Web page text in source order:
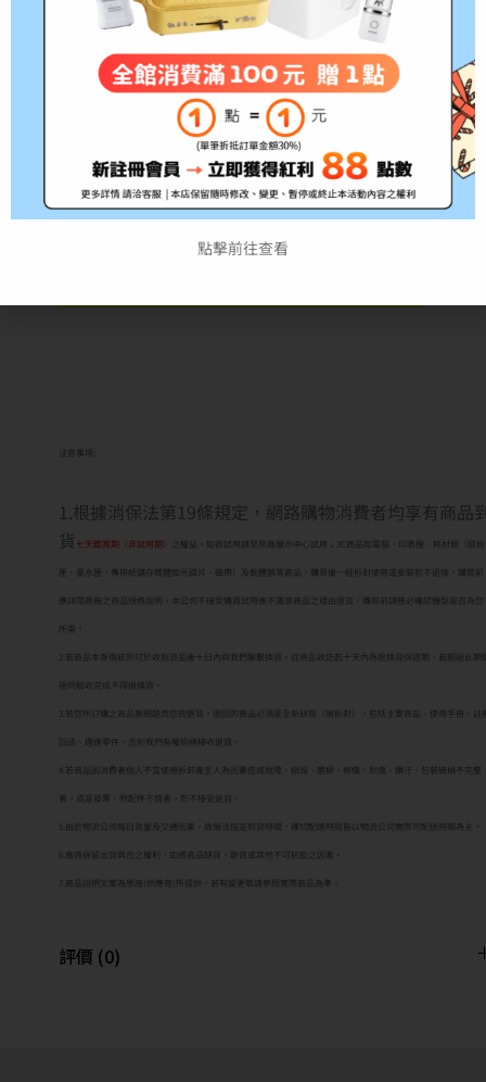
參考印
量：
6,500張
備註:所有的印量均是在A4紙張上列印
包裝尺寸（寬 x 深 x 高）363 x 121 x 123 公釐
包裝重量0.95 公斤
*此為耗材性用品，經拆封後不予退貨(除新品不良)，拆
注意事項:
1.根據消保法第19條規定，網路購物消費者均享有商品
貨 七天鑑賞期（非試用期） 之權益。如欲試用請至原廠展示中心試用；3C商品如電腦、印表機、耗材類（碳粉
匣、墨水匣、專用紙儲存媒體如光碟片、磁帶）及軟體類等商品，購買後一經拆封使用或安裝恕不退換，購買前
應詳閱原廠之商品規格說明，本公司不接受購買試用後不滿意商品之理由退貨。購買前請務必確認機型是否為您
所需！
2.若商品本身瑕疵則可於收到貨品後十日內與我們聯繫換貨。從商品收訖起十天內為退換貨保證期，若超過此期
視同驗收完成不得退換貨。
3.若您所訂購之商品無問題而您欲退貨，退回的商品必須是全新狀態（無拆封），包括主要商品、使用手冊、註
回函、週邊零件，否則我們有權拒絕接收退貨。
4.若商品因消費者個人不當使用拆卸產生人為因素造成故障、損毀、磨損、擦傷、刮傷、髒汙、包裝破損不完整
者，或是發票、附配件不齊者，恕不接受退貨。
5.由於物流公司每日貨量及交通因素，故無法指定到貨時間，確切配達時間皆以物流公司實際可配送時間為主。
6.廠商保留出貨與否之權利，如遇商品缺貨、斷貨或其他不可抗拒之因素。
7.商品說明文案為原廠(供應商)所提供，若有變更敬請參照實際商品為準。
評價 (0)
點擊前往查看